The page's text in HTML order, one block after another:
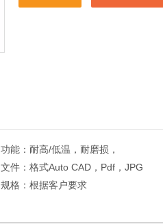
功能： 耐高/低温，耐磨损，
文件： 格式Auto CAD，Pdf，JPG
规格： 根据客户要求